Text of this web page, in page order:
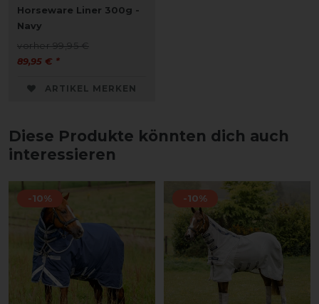
Horseware Liner 300g -
Navy
vorher 99,95 €
89,95 € *
ARTIKEL MERKEN
Diese Produkte könnten dich auch
interessieren
-10% -10%